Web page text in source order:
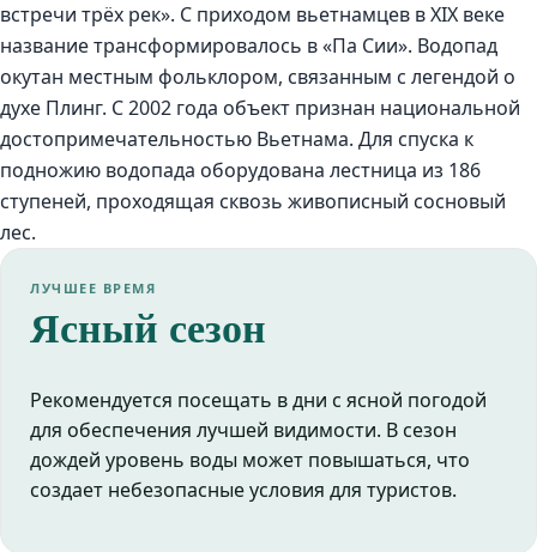
встречи трёх рек». С приходом вьетнамцев в XIX веке
название трансформировалось в «Па Сии». Водопад
окутан местным фольклором, связанным с легендой о
духе Плинг. С 2002 года объект признан национальной
достопримечательностью Вьетнама. Для спуска к
подножию водопада оборудована лестница из 186
ступеней, проходящая сквозь живописный сосновый
лес.
ЛУЧШЕЕ ВРЕМЯ
Ясный сезон
Рекомендуется посещать в дни с ясной погодой
для обеспечения лучшей видимости. В сезон
дождей уровень воды может повышаться, что
создает небезопасные условия для туристов.